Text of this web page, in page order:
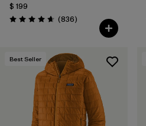
$ 199
Valoración: 4.7 / 5
(836Comentarios
)
Best Seller